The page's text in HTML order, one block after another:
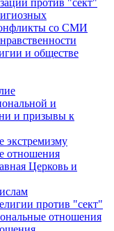
против "сект"
со СМИ
и обществе
и
и призывы к
экстремизму
отношения
Церковь и
против "сект"
отношения